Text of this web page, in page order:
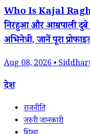
Who Is Kajal
निरहुआ और आम्रपाली दुबे
अभिनेत्री, जानें पूरा
Aug 08, 2026 •
देश
राजनीति
जरुरी जानकारी